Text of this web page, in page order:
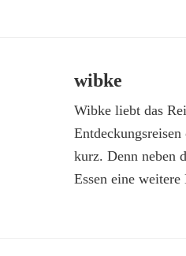
wibke
Wibke liebt das
kurz. Denn neben
Essen eine